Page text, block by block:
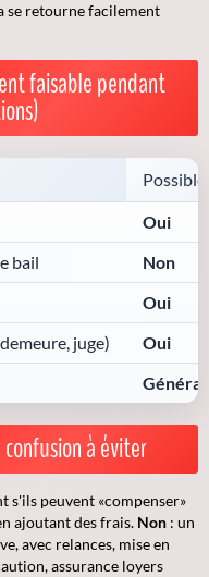
se retourne facilement
faisable pendant
Oui
bail
Non
Oui
juge)
Oui
à éviter
s'ils peuvent «compenser»
ajoutant des frais. Non : un
avec relances, mise en
assurance loyers